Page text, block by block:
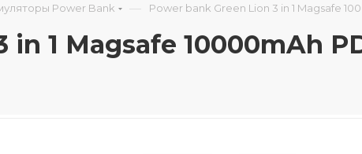
Power Bank — Power bank Green Lion 3 in 1 Magsafe
1 Magsafe 10000mAh